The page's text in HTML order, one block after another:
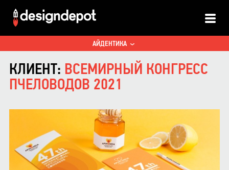
АЙДЕНТИКА
КЛИЕНТ: ВСЕМИРНЫЙ КОНГРЕСС
ПЧЕЛОВОДОВ 2021